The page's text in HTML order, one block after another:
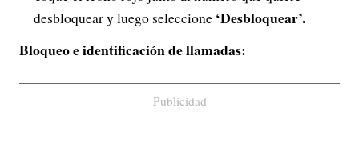
desbloquear y luego seleccione ‘Desbloquear’.
Bloqueo e identificación de llamadas:
Publicidad